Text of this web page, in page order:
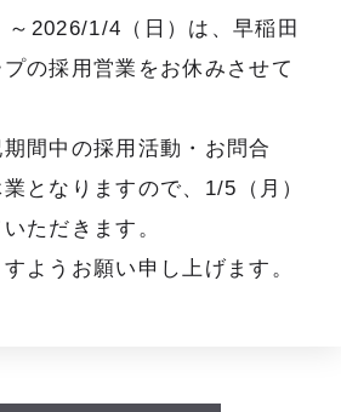
2026/1/4（日）は、早稲田
の採用営業をお休みさせて
間中の採用活動・お問合
となりますので、1/5（月）
ただきます。
ようお願い申し上げます。
WORKS
キャリアステップ
部署・部門紹介